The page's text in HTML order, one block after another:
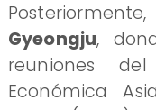
Gyeongju,
reuniones
Económica